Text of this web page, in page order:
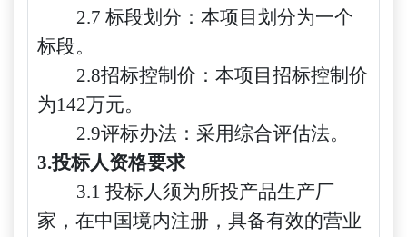
2.7 标段划分：本项目划分为一个
标段。
2.8招标控制价：本项目招标控制价
为142万元。
2.9评标办法：采用综合评估法。
3.投标人资格要求
3.1 投标人须为所投产品生产厂
家，在中国境内注册，具备有效的营业